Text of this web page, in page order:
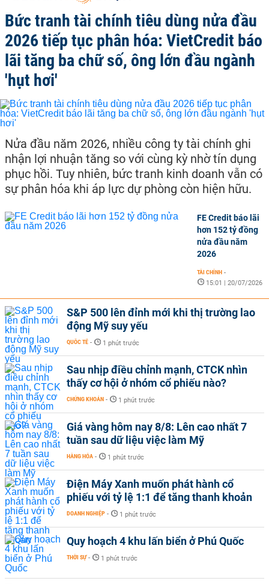
Bức tranh tài chính tiêu dùng nửa đầu
2026 tiếp tục phân hóa: VietCredit báo
lãi tăng ba chữ số, ông lớn đầu ngành
'hụt hơi'
Nửa đầu năm 2026, nhiều công ty tài chính ghi
nhận lợi nhuận tăng so với cùng kỳ nhờ tín dụng
phục hồi. Tuy nhiên, bức tranh kinh doanh vẫn có
sự phân hóa khi áp lực dự phòng còn hiện hữu.
FE Credit báo lãi
hơn 152 tỷ đồng
nửa đầu năm
2026
TÀI CHÍNH -
15:01 | 20/07/2026
S&P 500 lên đỉnh mới khi thị trường lao
động Mỹ suy yếu
QUỐC TẾ - 1 phút trước
Sau nhịp điều chỉnh mạnh, CTCK nhìn
thấy cơ hội ở nhóm cổ phiếu nào?
CHỨNG KHOÁN - 1 phút trước
Giá vàng hôm nay 8/8: Lên cao nhất 7
tuần sau dữ liệu việc làm Mỹ
HÀNG HÓA - 1 phút trước
Điện Máy Xanh muốn phát hành cổ
phiếu với tỷ lệ 1:1 để tăng thanh khoản
DOANH NGHIỆP - 1 phút trước
Quy hoạch 4 khu lấn biển ở Phú Quốc
THỜI SỰ - 1 phút trước